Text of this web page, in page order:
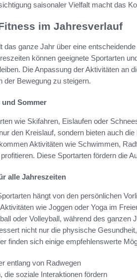
saisonaler Vielfalt macht das
im Jahresverlauf
das ganze Jahr über eine
können geeignete Sportarten
Die Anpassung der Aktivitäten an
der Bewegung zu steigern.
Sommer
wie Skifahren, Eislaufen oder
den Kreislauf, sondern bieten auch
Aktivitäten wie Schwimmen,
Diese Sportarten fördern die
alle Jahreszeiten
hängt von den persönlichen
wie Joggen oder Yoga im
oder Volleyball, während des
nicht nur die physische
finden sich einige empfehlenswerte
entlang von Radwegen
die soziale Interaktionen fördern